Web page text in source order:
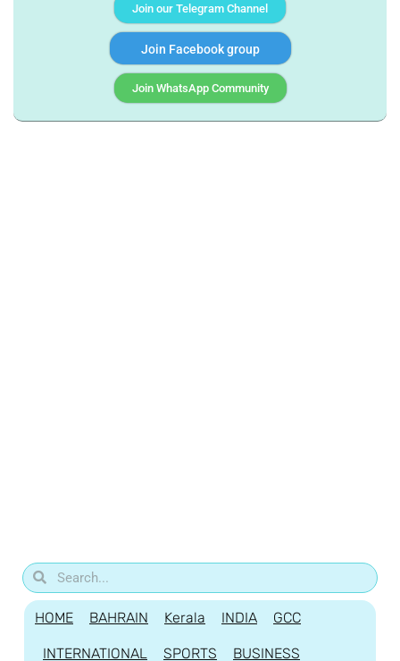
Join our Telegram Channel
Join Facebook group
Join WhatsApp Community
HOME BAHRAIN Kerala INDIA GCC
INTERNATIONAL SPORTS BUSINESS